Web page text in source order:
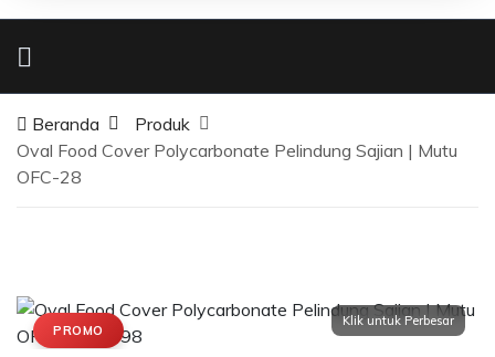
Beranda
Produk
Oval Food Cover Polycarbonate Pelindung Sajian | Mutu
OFC-28
PROMO